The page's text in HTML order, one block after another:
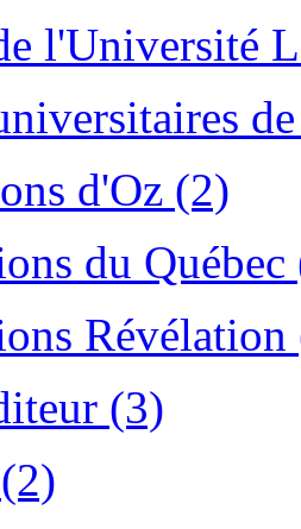
l'Université
d'Oz (2)
du Québec
Révélation
(3)